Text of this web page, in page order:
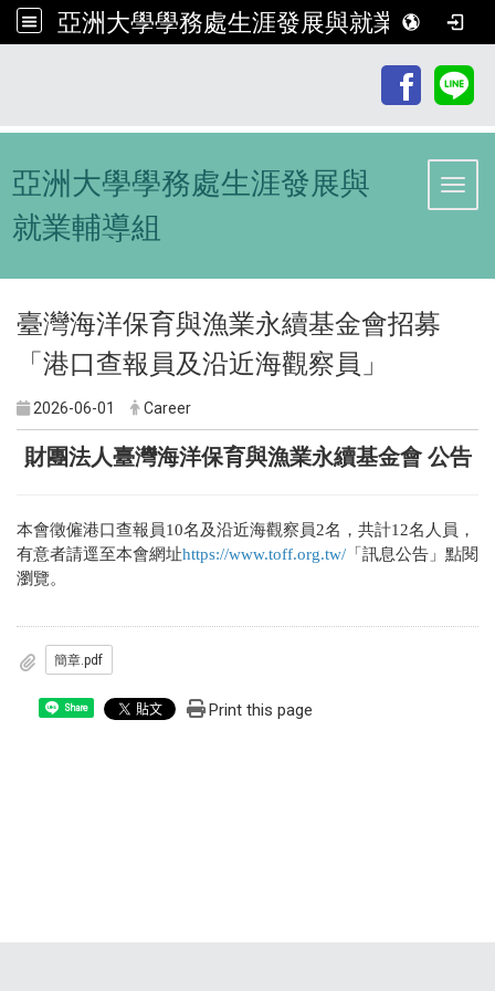
亞洲大學學務處生涯發展與就業輔導組
亞洲大學學務處生涯發展與
就業輔導組
臺灣海洋保育與漁業永續基金會招募
「港口查報員及沿近海觀察員」
2026-06-01 Career
財團法人臺灣海洋保育與漁業永續基金會 公告
本會徵僱港口查報員10名及沿近海觀察員2名，共計12名人員，
有意者請逕至本會網址https://www.toff.org.tw/ 「訊息公告」點閱
瀏覽。
簡章.pdf
Share Print this page